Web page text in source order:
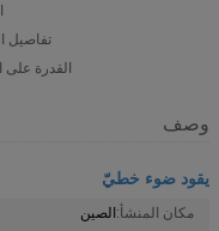
تفاصيل
القدرة
وصف
يقود ضوء خطيّ
مكان المنشأ:الصين